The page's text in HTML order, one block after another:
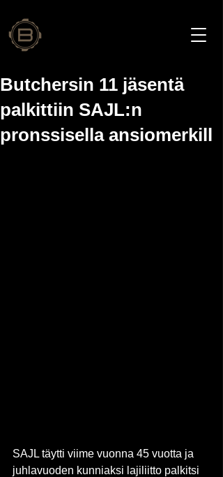
Butchersin 11 jäsentä
palkittiin SAJL:n
pronssisella ansiomerkill
SAJL täytti viime vuonna 45 vuotta ja
juhlavuoden kunniaksi lajiliitto palkitsi